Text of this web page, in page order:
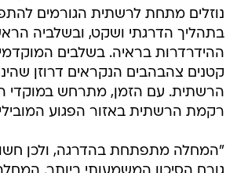
נוזלים מתחת לרשתית הגורמים
בתהליך הדרגתי ושקט, ובשלביה
ההידרדרות בראיה. בשלבים
קטנים צהבהבים הנקראים דרוזן
הרשתית. עם הזמן, מתרחש במוקדי
רקמת הרשתית באזור הפגוע
"המחלה מתפתחת בהדרגה, ולכן חשוב